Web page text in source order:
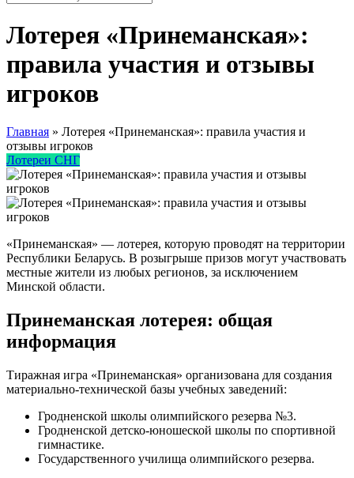
Лотерея «Принеманская»:
правила участия и отзывы
игроков
Главная » Лотерея «Принеманская»: правила участия и
отзывы игроков
Лотереи СНГ
«Принеманская» — лотерея, которую проводят на территории
Республики Беларусь. В розыгрыше призов могут участвовать
местные жители из любых регионов, за исключением
Минской области.
Принеманская лотерея: общая
информация
Тиражная игра «Принеманская» организована для создания
материально-технической базы учебных заведений:
Гродненской школы олимпийского резерва №3.
Гродненской детско-юношеской школы по спортивной
гимнастике.
Государственного училища олимпийского резерва.